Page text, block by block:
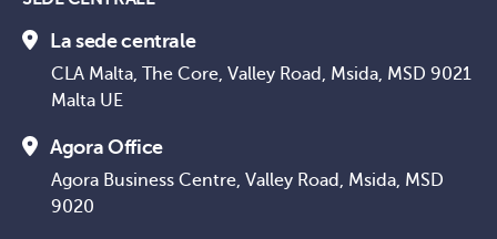
La sede centrale
CLA Malta, The Core, Valley Road, Msida, MSD 9021
Malta UE
Agora Office
Agora Business Centre, Valley Road, Msida, MSD
9020